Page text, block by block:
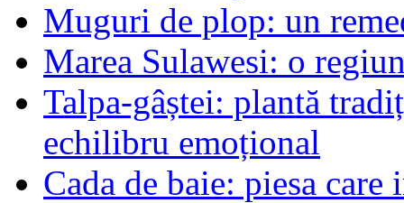
Muguri de plop: un
Marea Sulawesi: o
Talpa-gâștei: plantă
echilibru emoțional
Cada de baie: piesa